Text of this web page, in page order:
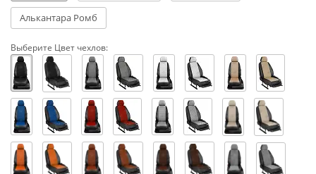
Алькантара Ромб
Выберите Цвет чехлов: